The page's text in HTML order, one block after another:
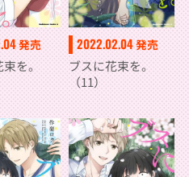
発売
束を。
2022.02.04発売
ブスに花束を。
（11）